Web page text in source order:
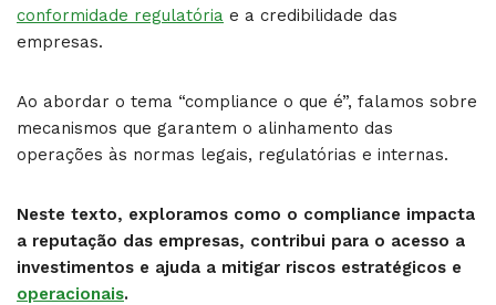
conformidade regulatória e a credibilidade das
empresas.
Ao abordar o tema “compliance o que é”, falamos sobre
mecanismos que garantem o alinhamento das
operações às normas legais, regulatórias e internas.
Neste texto, exploramos como o compliance impacta
a reputação das empresas, contribui para o acesso a
investimentos e ajuda a mitigar riscos estratégicos e
operacionais.